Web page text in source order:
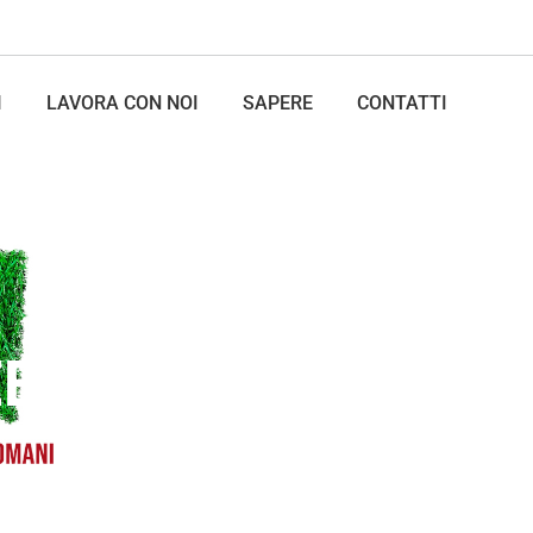
LAVORA CON NOI SAPERE CONTATTI